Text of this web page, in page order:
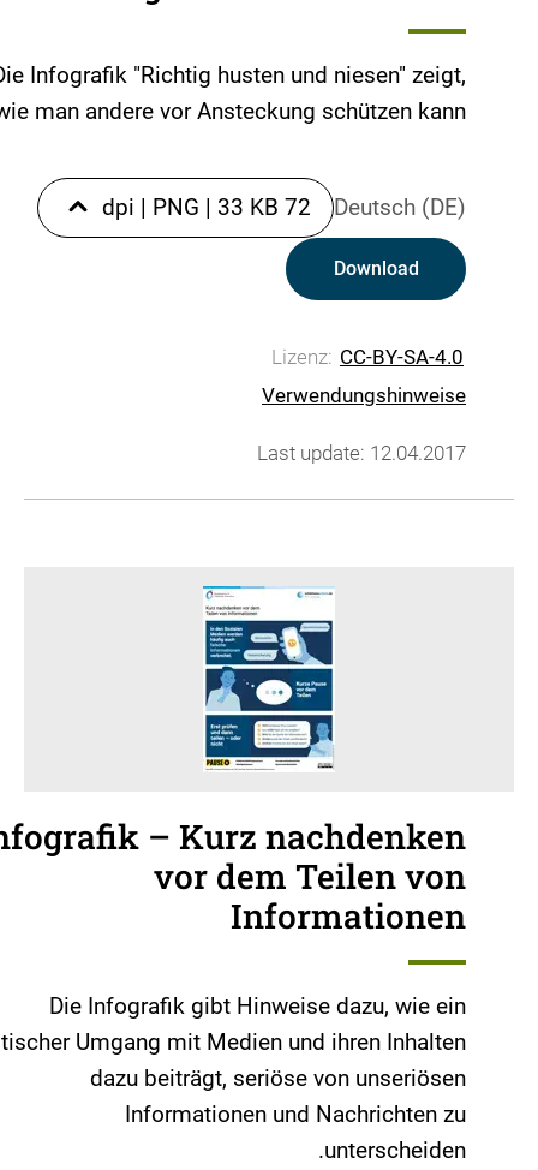
Infografik "Richtig husten und niesen" zeigt,
man andere vor Ansteckung schützen kann.
Deutsch (DE)
72 dpi
| PNG | 33 KB
Download
Lizenz: CC-BY-SA-4.0
Verwendungshinweise
Last update: 12.04.2017
– Kurz nachdenken
vor dem Teilen von
Informationen
Die Infografik gibt Hinweise dazu, wie ein
Umgang mit Medien und ihren Inhalten
dazu beiträgt, seriöse von unseriösen
Informationen und Nachrichten zu
unterscheiden.